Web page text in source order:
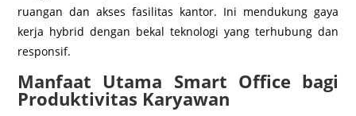
ruangan dan akses fasilitas kantor. Ini mendukung gaya
kerja hybrid dengan bekal teknologi yang terhubung dan
responsif.
Manfaat Utama Smart Office bagi
Produktivitas Karyawan